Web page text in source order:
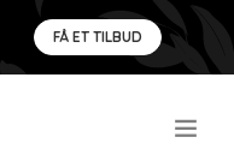
FÅ ET TILBUD